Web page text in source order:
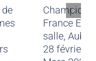
de
minimes
salle, Saint-
le 7 mars